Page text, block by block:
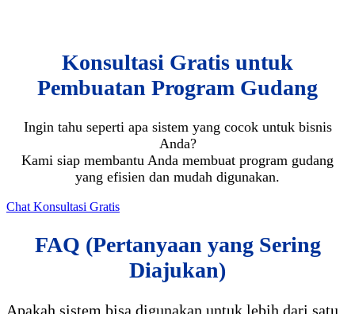
Konsultasi Gratis untuk
Pembuatan Program Gudang
Ingin tahu seperti apa sistem yang cocok untuk bisnis
Anda?
Kami siap membantu Anda membuat program gudang
yang efisien dan mudah digunakan.
Chat Konsultasi Gratis
FAQ (Pertanyaan yang Sering
Diajukan)
Apakah sistem bisa digunakan untuk lebih dari satu